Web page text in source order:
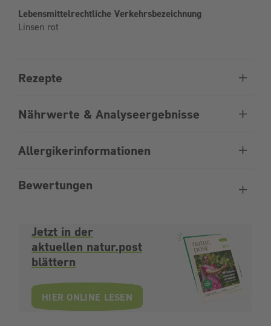
Lebensmittelrechtliche Verkehrsbezeichnung
Linsen rot
Rezepte
Nährwerte & Analyseergebnisse
Allergikerinformationen
Bewertungen
Jetzt in der
aktuellen natur.post
blättern
HIER ONLINE LESEN